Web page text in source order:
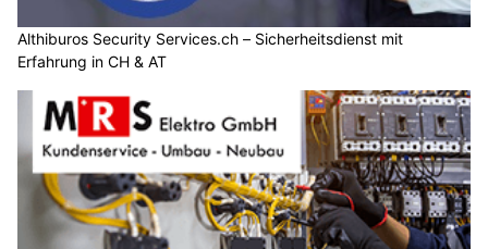
Althiburos Security Services.ch – Sicherheitsdienst mit
Erfahrung in CH & AT